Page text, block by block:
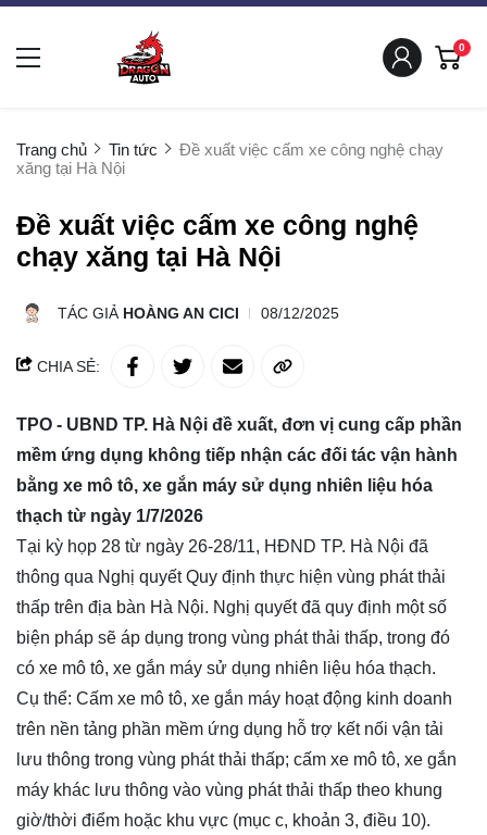
0
Trang chủ Tin tức
Đề xuất việc cấm xe công nghệ chạy
xăng tại Hà Nội
Đề xuất việc cấm xe công nghệ
chạy xăng tại Hà Nội
TÁC GIẢ HOÀNG AN CICI 08/12/2025
CHIA SẺ:
TPO - UBND TP. Hà Nội đề xuất, đơn vị cung cấp phần
mềm ứng dụng không tiếp nhận các đối tác vận hành
bằng xe mô tô, xe gắn máy sử dụng nhiên liệu hóa
thạch từ ngày 1/7/2026
Tại kỳ họp 28 từ ngày 26-28/11, HĐND TP. Hà Nội đã
thông qua Nghị quyết Quy định thực hiện vùng phát thải
thấp trên địa bàn Hà Nội. Nghị quyết đã quy định một số
biện pháp sẽ áp dụng trong vùng phát thải thấp, trong đó
có xe mô tô, xe gắn máy sử dụng nhiên liệu hóa thạch.
Cụ thể: Cấm xe mô tô, xe gắn máy hoạt động kinh doanh
trên nền tảng phần mềm ứng dụng hỗ trợ kết nối vận tải
lưu thông trong vùng phát thải thấp; cấm xe mô tô, xe gắn
máy khác lưu thông vào vùng phát thải thấp theo khung
giờ/thời điểm hoặc khu vực (mục c, khoản 3, điều 10).